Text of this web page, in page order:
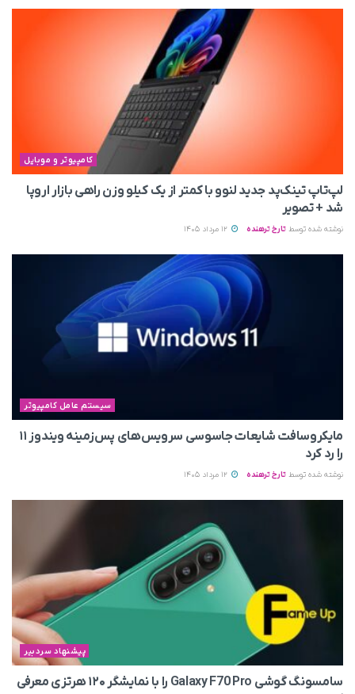
کامپیوتر و موبایل
لپ‌تاپ تینک‌پد جدید لنوو با کمتر از یک کیلو وزن راهی بازار اروپا
شد + تصویر
نوشته شده توسط تارخ ترهنده
سیستم عامل کامپیوتر
مایکروسافت شایعات جاسوسی سرویس‌های پس‌زمینه ویندوز ۱۱
را رد کرد
نوشته شده توسط تارخ ترهنده
پیشنهاد سردبیر
سامسونگ گوشی Galaxy F70 Pro را با نمایشگر ۱۲۰ هرتزی معرفی